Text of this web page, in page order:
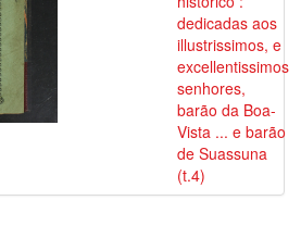
dedicadas aos
illustrissimos, e
excellentissimos
senhores,
barão da Boa-
Vista ... e barão
de Suassuna
(t.4)